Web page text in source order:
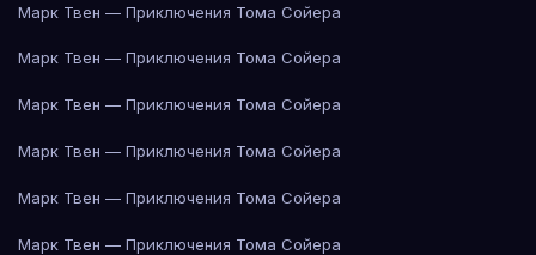
Марк Твен — Приключения Тома Сойера
Марк Твен — Приключения Тома Сойера
Марк Твен — Приключения Тома Сойера
Марк Твен — Приключения Тома Сойера
Марк Твен — Приключения Тома Сойера
Марк Твен — Приключения Тома Сойера